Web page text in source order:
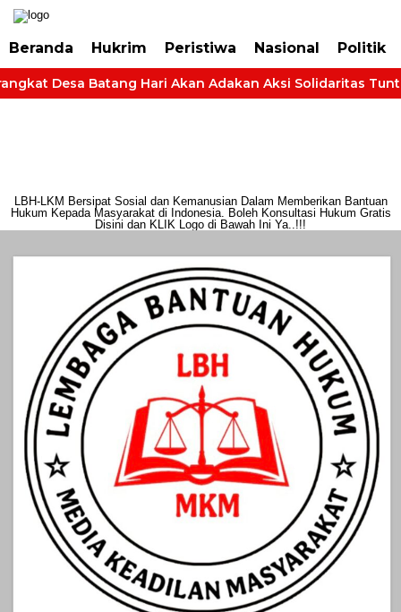
https://dashboard.mgid.com/user/activate/id/685224/code/
Beranda Hukrim Peristiwa Nasional Politik
Desa Batang Hari Akan Adakan Aksi Solidaritas Tuntut
LBH-LKM Bersipat Sosial dan Kemanusian Dalam Memberikan Bantuan
Hukum Kepada Masyarakat di Indonesia. Boleh Konsultasi Hukum Gratis
Disini dan KLIK Logo di Bawah Ini Ya..!!!